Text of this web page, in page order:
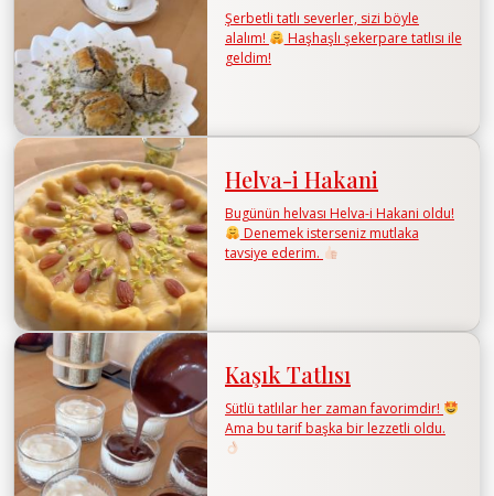
Şerbetli tatlı severler, sizi böyle
alalım!
Haşhaşlı şekerpare tatlısı ile
geldim!
Helva-i Hakani
Bugünün helvası Helva-i Hakani oldu!
Denemek isterseniz mutlaka
tavsiye ederim.
Kaşık Tatlısı
Sütlü tatlılar her zaman favorimdir!
Ama bu tarif başka bir lezzetli oldu.